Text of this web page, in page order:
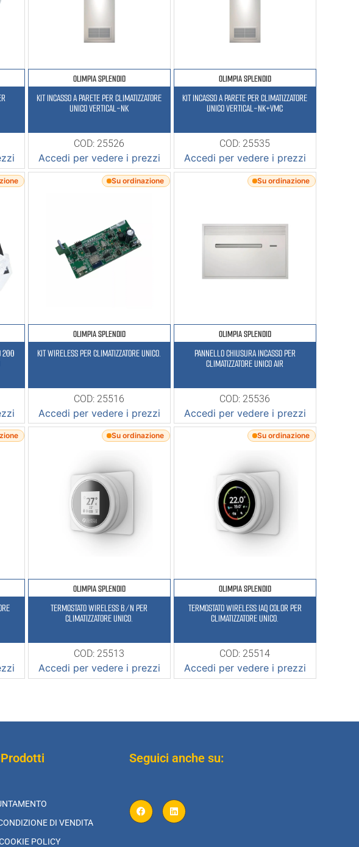
OLIMPIA SPLENDID
KIT INCASSO A PARETE PER CLIMATIZZATORE
UNICO VERTICAL-NK
COD: 25526
Accedi per vedere i prezzi
OLIMPIA SPLENDID
KIT INCASSO A PARETE PER CLIMATIZZATORE
UNICO VERTICAL-NK+VMC
COD: 25535
Accedi per vedere i prezzi
200
Su ordinazione
OLIMPIA SPLENDID
KIT WIRELESS PER CLIMATIZZATORE UNICO.
COD: 25516
Accedi per vedere i prezzi
Su ordinazione
OLIMPIA SPLENDID
PANNELLO CHIUSURA INCASSO PER
CLIMATIZZATORE UNICO AIR
COD: 25536
Accedi per vedere i prezzi
Su ordinazione
OLIMPIA SPLENDID
TERMOSTATO WIRELESS B/N PER
CLIMATIZZATORE UNICO.
COD: 25513
Accedi per vedere i prezzi
Su ordinazione
OLIMPIA SPLENDID
TERMOSTATO WIRELESS IAQ COLOR PER
CLIMATIZZATORE UNICO.
COD: 25514
Accedi per vedere i prezzi
DI VENDITA
POLICY
Seguici anche su: